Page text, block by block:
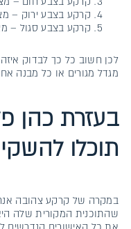
קרקע בצבע ירוק –
קרקע בצבע סגול –
לכן חשוב כל כך לבדוק
מגדל מגורים או כל מבנה
בעזרת כהן
תוכלו
במקרה של קרקע צהובה
שהתוכנית המקורית שלה